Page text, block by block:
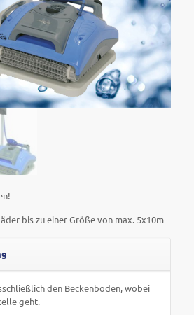
bis zu einer Größe von max. 5x10m
den Beckenboden, wobei
geht.